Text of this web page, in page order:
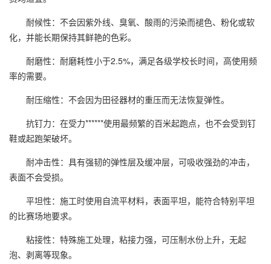
耐候性：不会因紫外线、臭氧、酸雨的污染而褪色、粉化或软
化，并能长期保持其鲜艳的色彩。
耐磨性：耐磨耗性小于2.5%，满足各级学校长时间，高使用频
率的需要。
耐压缩性：不会因为田径器材的重压而无法恢复弹性。
抗钉力：在受力******使用最频繁的百米起跑点，也不会受到钉
鞋或起跑架破坏。
耐冲击性：具有强韧的弹性层及缓冲层，可吸收强劲的冲击，
表面不会受损。
平坦性：施工时使用自流平材料，表面平坦，能符合特别平坦
的比赛场地要求。
粘接性：特殊施工处理，粘接力强，可压制水份上升，无起
泡、剥离等现象。